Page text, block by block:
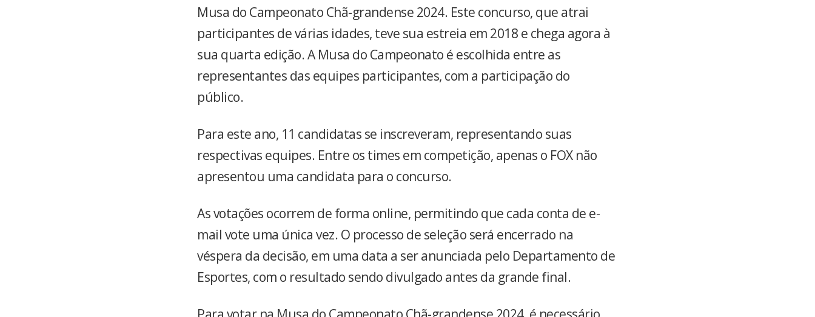
Musa do Campeonato Chã-grandense 2024. Este concurso, que atrai
participantes de várias idades, teve sua estreia em 2018 e chega agora à
sua quarta edição. A Musa do Campeonato é escolhida entre as
representantes das equipes participantes, com a participação do
público.
Para este ano, 11 candidatas se inscreveram, representando suas
respectivas equipes. Entre os times em competição, apenas o FOX não
apresentou uma candidata para o concurso.
As votações ocorrem de forma online, permitindo que cada conta de e-
mail vote uma única vez. O processo de seleção será encerrado na
véspera da decisão, em uma data a ser anunciada pelo Departamento de
Esportes, com o resultado sendo divulgado antes da grande final.